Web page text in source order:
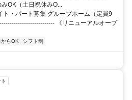
OK（土日祝休みO...
ト・パート募集 グループホーム（定員9
《リニューアルオープ
らOK シフト制